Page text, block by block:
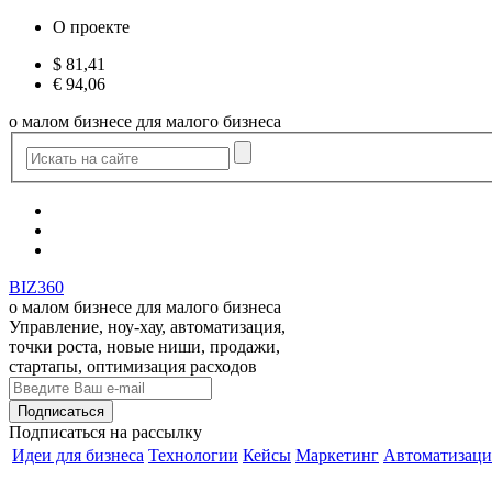
О проекте
$ 81,41
€ 94,06
о малом бизнесе для малого бизнеса
BIZ360
о малом бизнесе для малого бизнеса
Управление, ноу-хау, автоматизация,
точки роста, новые ниши, продажи,
стартапы, оптимизация расходов
Подписаться на рассылку
Идеи для бизнеса Технологии Кейсы Маркетинг